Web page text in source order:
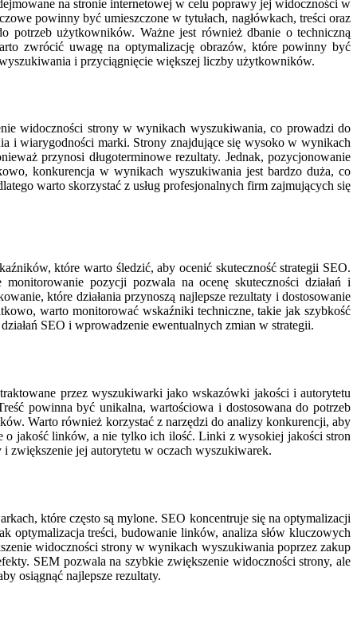
na stronie internetowej w celu poprawy jej widoczności w
powinny być umieszczone w tytułach, nagłówkach, treści oraz
potrzeb użytkowników. Ważne jest również dbanie o techniczną
zwrócić uwagę na optymalizację obrazów, które powinny być
i przyciągnięcie większej liczby użytkowników.
widoczności strony w wynikach wyszukiwania, co prowadzi do
i wiarygodności marki. Strony znajdujące się wysoko w wynikach
przynosi długoterminowe rezultaty. Jednak, pozycjonowanie
konkurencja w wynikach wyszukiwania jest bardzo duża, co
warto skorzystać z usług profesjonalnych firm zajmujących się
które warto śledzić, aby ocenić skuteczność strategii SEO.
pozycji pozwala na ocenę skuteczności działań i
które działania przynoszą najlepsze rezultaty i dostosowanie
warto monitorować wskaźniki techniczne, takie jak szybkość
SEO i wprowadzenie ewentualnych zmian w strategii.
przez wyszukiwarki jako wskazówki jakości i autorytetu
powinna być unikalna, wartościowa i dostosowana do potrzeb
Warto również korzystać z narzędzi do analizy konkurencji, aby
o jakość linków, a nie tylko ich ilość. Linki z wysokiej jakości stron
zwiększenie jej autorytetu w oczach wyszukiwarek.
które często są mylone. SEO koncentruje się na optymalizacji
optymalizacja treści, budowanie linków, analiza słów kluczowych
widoczności strony w wynikach wyszukiwania poprzez zakup
SEM pozwala na szybkie zwiększenie widoczności strony, ale
osiągnąć najlepsze rezultaty.